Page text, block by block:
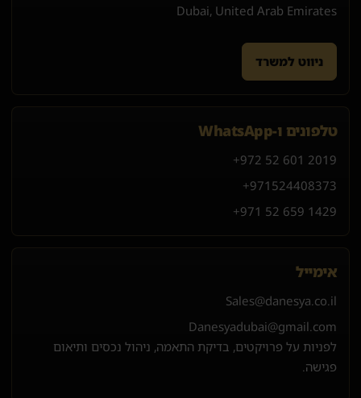
Dubai, United Arab Emirates
ניווט למשרד
טלפונים ו-WhatsApp
+972 52 601 2019
+971 524408373
+971 52 659 1429
אימייל
Sales@danesya.co.il
Danesyadubai@gmail.com
לפניות על פרויקטים, בדיקת התאמה, ניהול נכסים ותיאום
פגישה.